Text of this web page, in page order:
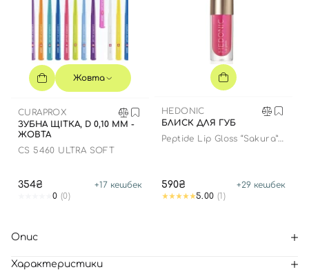
Жовта
CURAPROX
ЗУБНА ЩІТКА, D 0,10 ММ -
ЖОВТА
CS 5460 ULTRA SOFT
354₴ +17 кешбек
0 (0)
HEDONIC
БЛИСК ДЛЯ ГУБ
Peptide Lip Gloss “Sakura”
590₴ +29 кешбек
5.00 (1)
Опис
Характеристики